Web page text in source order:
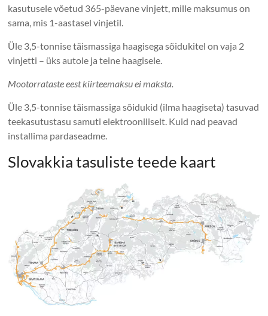
kasutusele võetud 365-päevane vinjett, mille maksumus on
sama, mis 1-aastasel vinjetil.
Üle 3,5-tonnise täismassiga haagisega sõidukitel on vaja 2
vinjetti – üks autole ja teine ​​haagisele.
Mootorrataste eest kiirteemaksu ei maksta.
Üle 3,5-tonnise täismassiga sõidukid (ilma haagiseta) tasuvad
teekasutustasu samuti elektrooniliselt. Kuid nad peavad
installima pardaseadme.
Slovakkia tasuliste teede kaart